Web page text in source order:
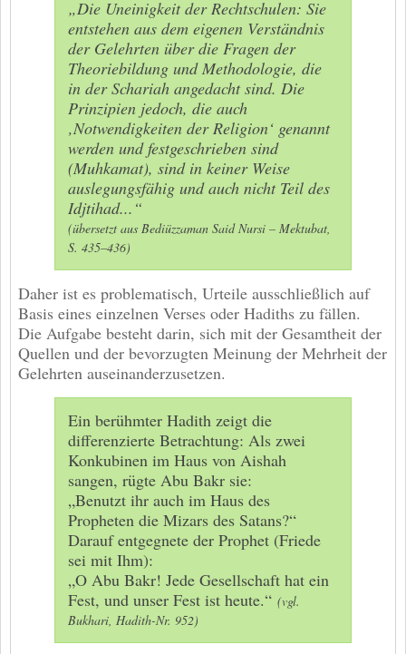
„Die Uneinigkeit der Rechtschulen: Sie
entstehen aus dem eigenen Verständnis
der Gelehrten über die Fragen der
Theoriebildung und Methodologie, die
in der Schariah angedacht sind. Die
Prinzipien jedoch, die auch
‚Notwendigkeiten der Religion‘ genannt
werden und festgeschrieben sind
(Muhkamat), sind in keiner Weise
auslegungsfähig und auch nicht Teil des
Idjtihad...“
(übersetzt aus Bediüzzaman Said Nursi – Mektubat,
S. 435–436)
Daher ist es problematisch, Urteile ausschließlich auf
Basis eines einzelnen Verses oder Hadiths zu fällen.
Die Aufgabe besteht darin, sich mit der Gesamtheit der
Quellen und der bevorzugten Meinung der Mehrheit der
Gelehrten auseinanderzusetzen.
Ein berühmter Hadith zeigt die
differenzierte Betrachtung: Als zwei
Konkubinen im Haus von Aishah
sangen, rügte Abu Bakr sie:
„Benutzt ihr auch im Haus des
Propheten die Mizars des Satans?“
Darauf entgegnete der Prophet (Friede
sei mit Ihm):
„O Abu Bakr! Jede Gesellschaft hat ein
Fest, und unser Fest ist heute.“ (vgl.
Bukhari, Hadith-Nr. 952)